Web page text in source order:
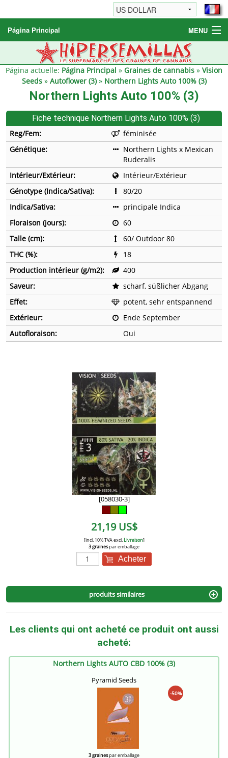
Página Principal MENU
Graines de cannabis
Autres produits
Página actuelle: Página Principal » Graines de cannabis » Vision
Seeds» Autoflower (3)» Northern Lights Auto 100% (3)
Northern Lights Auto 100% (3)
Fiche technique Northern Lights Auto 100% (3)
Reg/Fem:
féminisée
Génétique:
Northern Lights x Mexican
Ruderalis
Intérieur/Extérieur:
Intérieur/Extérieur
Génotype (Indica/Sativa):
80/20
Indica/Sativa:
principale Indica
Floraison (jours):
60
Talle (cm):
60/ Outdoor 80
THC (%):
18
Production intérieur (g/m2):
400
Saveur:
scharf, süßlicher Abgang
Effet:
potent, sehr entspannend
Extérieur:
Ende September
Autofloraison:
Oui
[058030-3]
21,19 US$
[incl. 10% TVA excl. Livraison]
3 grainespar emballage
Acheter
produits similaires
Les clients qui ont acheté ce produit ont aussi
acheté:
Northern Lights AUTO CBD 100% (3)
Pyramid Seeds
-50%
3 grainespar emballage